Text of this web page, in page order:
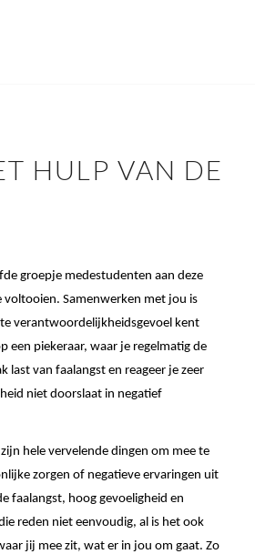
HULP VAN DE
groepje medestudenten aan deze
voltooien. Samenwerken met jou is
verantwoordelijkheidsgevoel kent
een piekeraar, waar je regelmatig de
last van faalangst en reageer je zeer
niet doorslaat in negatief
hele vervelende dingen om mee te
zorgen of negatieve ervaringen uit
faalangst, hoog gevoeligheid en
reden niet eenvoudig, al is het ook
jij mee zit, wat er in jou om gaat. Zo